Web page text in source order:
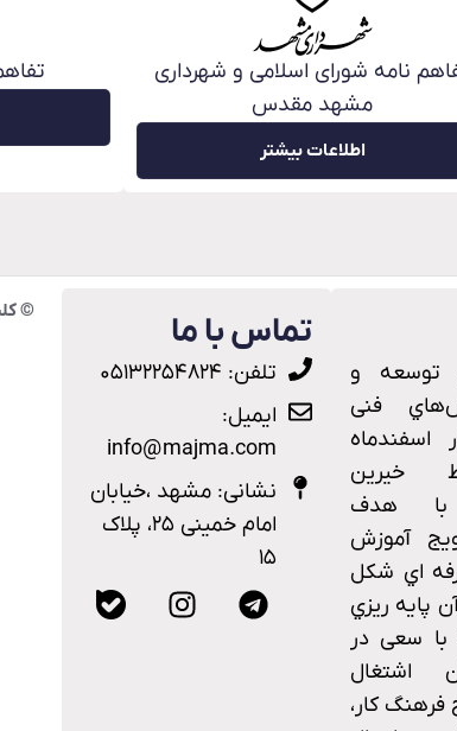
نامه شورای اسلامی و شهرداری
مشهد مقدس
اطلاعات بیشتر
ﺗﻮﺳﻌﻪ و
ﻓﻨﯽ
اﺳﻔﻨﺪﻣﺎه
خیرین
با هدف
آﻣﻮزش
اي ﺷﮑﻞ
ﭘﺎﯾﻪ رﯾﺰي
ﺳﻌﯽ در
اﺷﺘﻐﺎل
ﻓﺮﻫﻨﮓ ﮐﺎر،
تماس با ما
تلفن: ۰۵۱۳۲۲۵۴۸۲۴
ایمیل:
info@majma.com
نشانی: مشهد ،خیابان
امام خمینی ۲۵، پلاک
۱۵
©